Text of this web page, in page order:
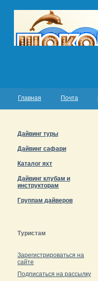
Главная Почта
Дайвинг туры
Дайвинг сафари
Каталог яхт
Дайвинг клубам и
инструкторам
Группам дайверов
Туристам
Зарегистрироваться на
сайте
Подписаться на рассылку